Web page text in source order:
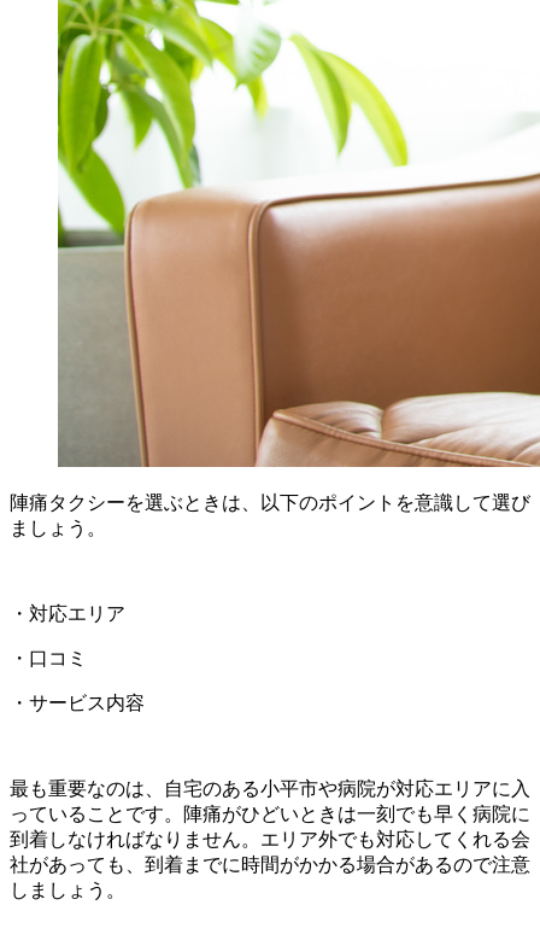
陣痛タクシーを選ぶときは、以下のポイントを意識して選び
ましょう。
・対応エリア
・口コミ
・サービス内容
最も重要なのは、自宅のある小平市や病院が対応エリアに入
っていることです。陣痛がひどいときは一刻でも早く病院に
到着しなければなりません。エリア外でも対応してくれる会
社があっても、到着までに時間がかかる場合があるので注意
しましょう。